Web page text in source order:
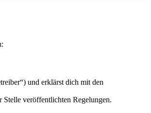
und erklärst dich mit den
Stelle veröffentlichten Regelungen.